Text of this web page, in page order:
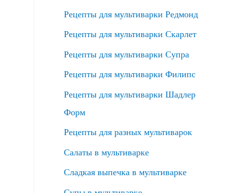
Рецепты для мультиварки Редмонд
Рецепты для мультиварки Скарлет
Рецепты для мультиварки Супра
Рецепты для мультиварки Филипс
Рецепты для мультиварки Шадлер
Форм
Рецепты для разных мультиварок
Салаты в мультиварке
Сладкая выпечка в мультиварке